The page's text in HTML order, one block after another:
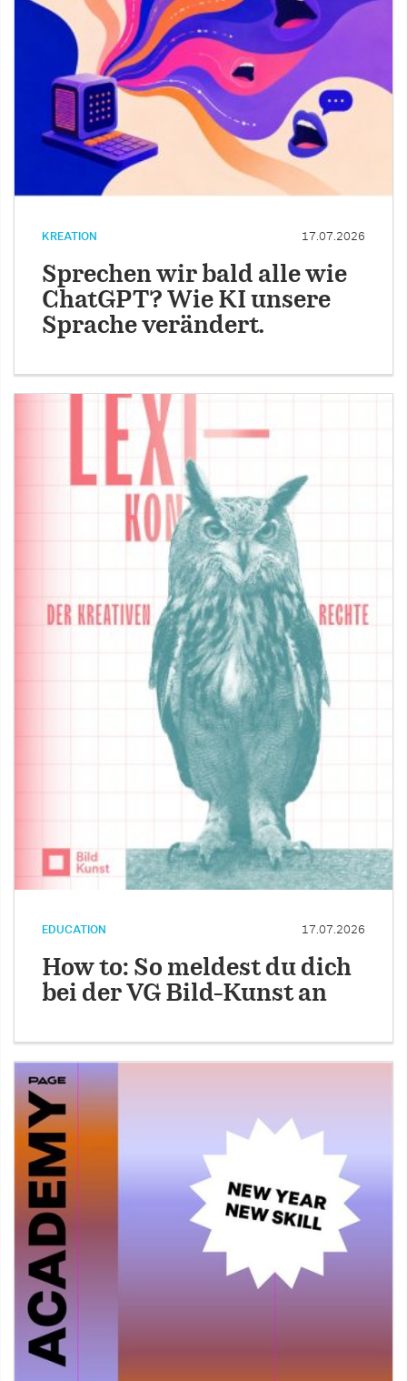
KREATION 17.07.2026
Sprechen wir bald alle wie
ChatGPT? Wie KI unsere
Sprache verändert.
EDUCATION 17.07.2026
How to: So meldest du dich
bei der VG Bild-Kunst an